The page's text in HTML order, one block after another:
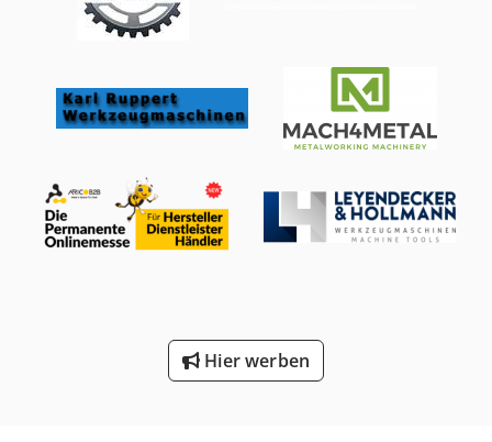
Hier werben